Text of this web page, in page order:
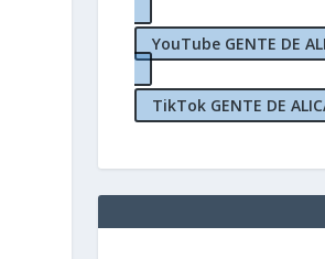
YouTube GENTE DE
TikTok GENTE DE